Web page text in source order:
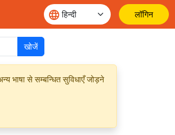
लॉगिन
खोजें
भाषा से सम्बन्धित सुविधाएँ जोड़ने